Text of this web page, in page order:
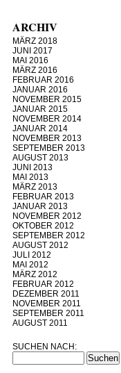
ARCHIV
MÄRZ 2018
JUNI 2017
MAI 2016
MÄRZ 2016
FEBRUAR 2016
JANUAR 2016
NOVEMBER 2015
JANUAR 2015
NOVEMBER 2014
JANUAR 2014
NOVEMBER 2013
SEPTEMBER 2013
AUGUST 2013
JUNI 2013
MAI 2013
MÄRZ 2013
FEBRUAR 2013
JANUAR 2013
NOVEMBER 2012
OKTOBER 2012
SEPTEMBER 2012
AUGUST 2012
JULI 2012
MAI 2012
MÄRZ 2012
FEBRUAR 2012
DEZEMBER 2011
NOVEMBER 2011
SEPTEMBER 2011
AUGUST 2011
SUCHEN NACH: